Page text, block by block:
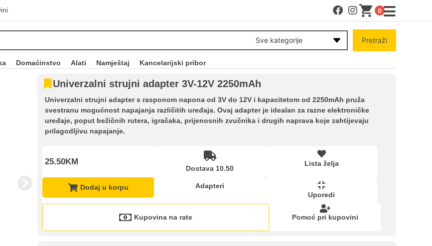
0
Sve kategorije Pretraži
Domaćinstvo Alati Namještaj Kancelarijski pribor
Univerzalni strujni adapter 3V-12V 2250mAh
Univerzalni strujni adapter s rasponom napona od 3V do 12V i kapacitetom od 2250mAh pruža
svestranu mogućnost napajanja različitih uređaja. Ovaj adapter je idealan za razne elektroničke
uređaje, poput bežičnih rutera, igračaka, prijenosnih zvučnika i drugih naprava koje zahtijevaju
prilagodljivu napajanje.
25.50KM
Dostava 10.50
Lista želja
Dodaj u korpu
Adapteri
Uporedi
Kupovina na rate Pomoć pri kupovini
Račun
Kupovina na rate
Lista želja
Upoređeni proizvodi
Kupovina na rate
Sve je lakše kad se podijeli!
obaviti ukoliko posjedujete jednu od slikovito prikazanih kartica ispod.